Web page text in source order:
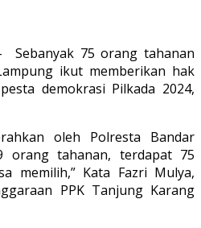
Sebanyak 75 orang tahanan
ikut memberikan hak
demokrasi Pilkada 2024,
oleh Polresta Bandar
orang tahanan, terdapat 75
memilih,” Kata Fazri Mulya,
PPK Tanjung Karang